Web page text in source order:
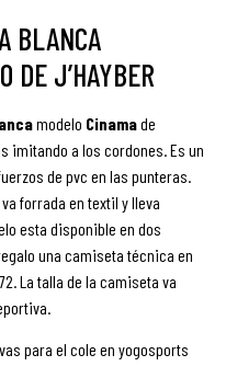
BLANCA
DE J’HAYBER
modelo Cinamade
imitando a los cordones. Es un
de pvc en las punteras.
forrada en textil y lleva
esta disponible en dos
una camiseta técnica en
La talla de la camiseta va
para el cole en yogosports